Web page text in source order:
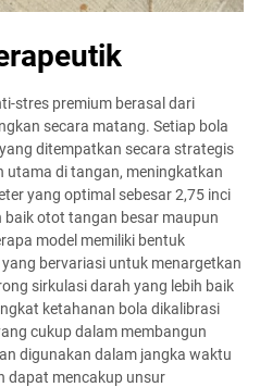
stres premium berasal dari
secara matang. Setiap bola
ditempatkan secara strategis
di tangan, meningkatkan
yang optimal sebesar 2,75 inci
otot tangan besar maupun
model memiliki bentuk
bervariasi untuk menargetkan
sirkulasi darah yang lebih baik
ketahanan bola dikalibrasi
cukup dalam membangun
digunakan dalam jangka waktu
dapat mencakup unsur